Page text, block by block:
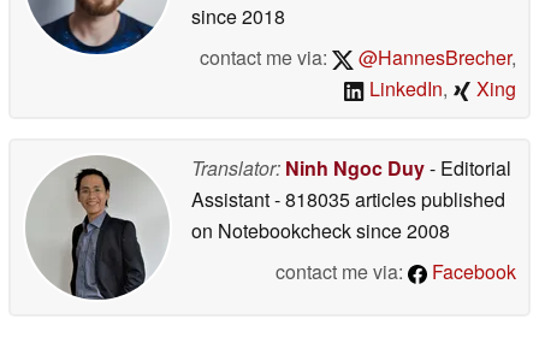
since 2018
contact me via:
@HannesBrecher,
LinkedIn, Xing
Translator: Ninh Ngoc Duy- Editorial
Assistant- 818035 articles published
on Notebookchecksince 2008
contact me via:
Facebook